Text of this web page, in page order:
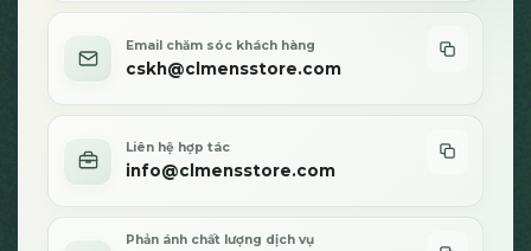
Email chăm sóc khách hàng
cskh@clmensstore.com
Liên hệ hợp tác
info@clmensstore.com
Phản ánh chất lượng dịch vụ